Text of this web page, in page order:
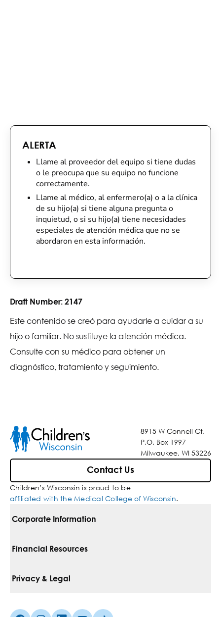
ALERTA
Llame al proveedor del equipo si tiene dudas
o le preocupa que su equipo no funcione
correctamente.
Llame al médico, al enfermero(a) o a la clínica
de su hijo(a) si tiene alguna pregunta o
inquietud, o si su hijo(a) tiene necesidades
especiales de atención médica que no se
abordaron en esta información.
Draft Number: 2147
Este contenido se creó para ayudarle a cuidar a su
hijo o familiar. No sustituye la atención médica.
Consulte con su médico para obtener un
diagnóstico, tratamiento y seguimiento.
8915 W Connell Ct.
P.O. Box 1997
Milwaukee, WI 53226
Contact Us
Children’s Wisconsin is proud to be
affiliated with the Medical College of Wisconsin.
Corporate Information
For Vendors
Financial Resources
Pay Your Bill
Privacy & Legal